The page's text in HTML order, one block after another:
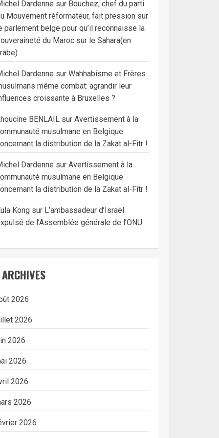
Dardenne sur Bouchez, chef du parti
Mouvement réformateur, fait pression sur
parlement belge pour qu’il reconnaisse la
du Maroc sur le Sahara(en
Dardenne sur Wahhabisme et Frères
même combat: agrandir leur
croissante à Bruxelles ?
BENLAILsur Avertissement à la
musulmane en Belgique
la distribution de la Zakat al-Fitr !
Dardenne sur Avertissement à la
musulmane en Belgique
la distribution de la Zakat al-Fitr !
Kongsur L’ambassadeur d’Israël
de l’Assemblée générale de l’ONU
ARCHIVES
2026
2026
2026
2026
2026
2026
2026